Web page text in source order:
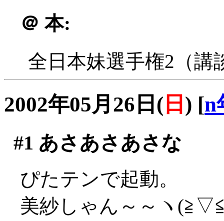
＠ 本:
全日本妹選手権2（講
2002年05月26日( 日 ) [n
#1 あさあさあさな
ぴたテンで起動。
美紗しゃん～～ヽ